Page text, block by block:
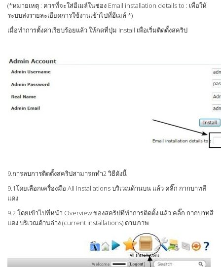
(*หมายเหตุ : ควรที่จะใส่อีเมล์ในช่อง Email installation details to : เพื่อให้
ระบบส่งรายละเอียดการใช้งานเข้าไปที่อีเมล์ *)
เมื่อทำการตั้งค่าเรียบร้อยแล้ว ให้กดที่ปุ่ม Install เพื่อเริ่มติดตั้งสคริป
9.การลบการติดตั้งสคริปสามารถทำ2 วิธีดังนี้
9.1โดยเลือกเครื่องมือ All Installations บริเวณด้านบน แล้ว คลิ๊ก กากบาทสี
แดง
9.2 โดยเข้าไปที่หน้า Overview ของสคริปที่ทำการติดตั้ง แล้ว คลิ๊ก กากบาทสี
แดง บริเวณด้านล่าง (current installations) ตามภาพ